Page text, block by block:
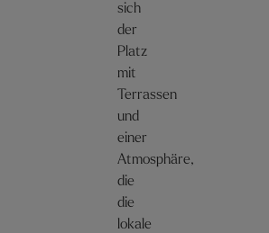
sich
der
Platz
mit
Terrassen
und
einer
Atmosphäre,
die
die
lokale